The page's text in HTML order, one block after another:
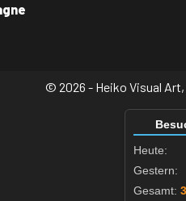
© 2026 - Heiko Visual
Heute:
Gestern:
Gesamt: